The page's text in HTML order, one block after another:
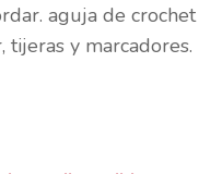
aguja de crochet
y marcadores.